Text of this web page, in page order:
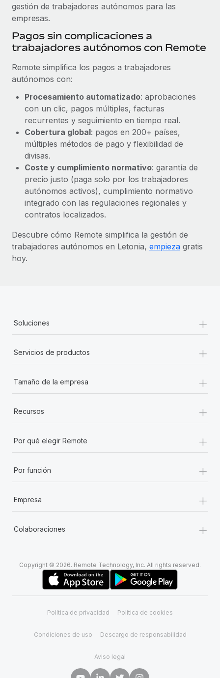
Más información
gestión de trabajadores autónomos para las
empresas.
Pagos sin complicaciones a
trabajadores autónomos con Remote
Remote simplifica los pagos a trabajadores
autónomos con:
Procesamiento automatizado: aprobaciones
con un clic, pagos múltiples, facturas
recurrentes y seguimiento en tiempo real.
Cobertura global: pagos en 200+ países,
múltiples métodos de pago y flexibilidad de
divisas.
Coste y cumplimiento normativo: garantía de
precio justo (paga solo por los trabajadores
autónomos activos), cumplimiento normativo
integrado con las regulaciones regionales y
contratos localizados.
Descubre cómo Remote simplifica la gestión de
trabajadores autónomos en Letonia, empieza gratis
hoy.
Soluciones +
Servicios de productos +
Tamaño de la empresa +
Recursos +
Por qué elegir Remote +
Por función +
Empresa +
Colaboraciones +
Copyright © 2026. Remote Technology, Inc. All rights reserved.
Política de privacidad Política de cookies
Condiciones de uso Descargo de responsabilidad
Aviso legal